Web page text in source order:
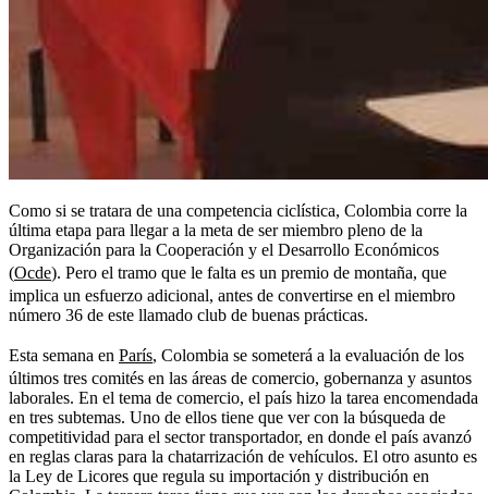
Como si se tratara de una competencia ciclística, Colombia corre la
última etapa para llegar a la meta de ser miembro pleno de la
Organización para la Cooperación y el Desarrollo Económicos
(Ocde). Pero el tramo que le falta es un premio de montaña, que
implica un esfuerzo adicional, antes de convertirse en el miembro
número 36 de este llamado club de buenas prácticas.
Esta semana en París, Colombia se someterá a la evaluación de los
últimos tres comités en las áreas de comercio, gobernanza y asuntos
laborales. En el tema de comercio, el país hizo la tarea encomendada
en tres subtemas. Uno de ellos tiene que ver con la búsqueda de
competitividad para el sector transportador, en donde el país avanzó
en reglas claras para la chatarrización de vehículos. El otro asunto es
la Ley de Licores que regula su importación y distribución en